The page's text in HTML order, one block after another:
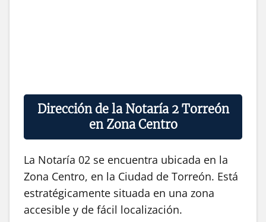
Dirección de la Notaría 2 Torreón
en Zona Centro
La Notaría 02 se encuentra ubicada en la
Zona Centro, en la Ciudad de Torreón. Está
estratégicamente situada en una zona
accesible y de fácil localización.